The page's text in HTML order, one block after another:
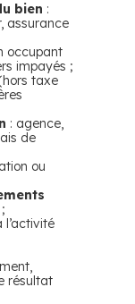
bien :
assurance
occupant
impayés ;
taxe
: agence,
de
ou
l’activité
résultat